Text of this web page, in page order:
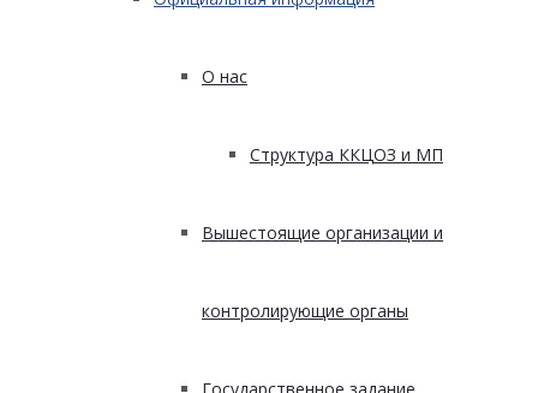
О нас
Структура ККЦОЗ и МП
Вышестоящие организации и
контролирующие органы